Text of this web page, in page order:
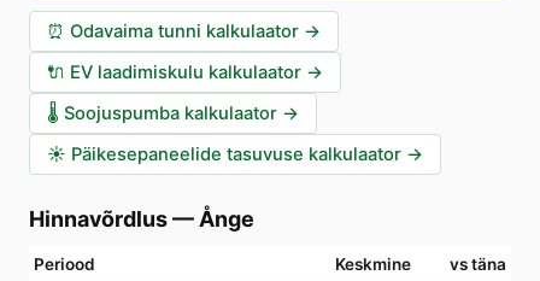
⏰ Odavaima tunni kalkulaator →
🔌 EV laadimiskulu kalkulaator →
🌡️ Soojuspumba kalkulaator →
☀️ Päikesepaneelide tasuvuse kalkulaator →
Hinnavõrdlus— Ånge
Periood Keskmine vs täna